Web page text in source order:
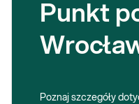
Punkt
Poznaj szczegóły